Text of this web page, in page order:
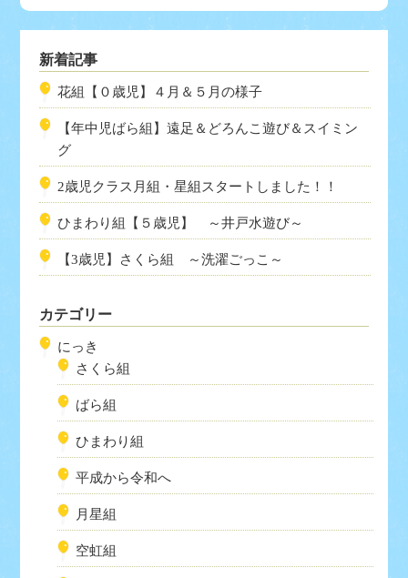
新着記事
花組【０歳児】４月＆５月の様子
【年中児ばら組】遠足＆どろんこ遊び＆スイミン
グ
2歳児クラス月組・星組スタートしました！！
ひまわり組【５歳児】 ～井戸水遊び～
【3歳児】さくら組 ～洗濯ごっこ～
カテゴリー
にっき
さくら組
ばら組
ひまわり組
平成から令和へ
月星組
空虹組